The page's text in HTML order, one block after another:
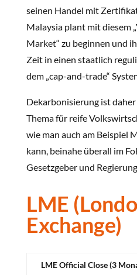
seinen Handel mit
Malaysia plant mit diesem
Market“ zu beginnen und
Zeit in einen staatlich
dem „cap-and-trade“
Dekarbonisierung ist
Thema für reife
wie man auch am Beispiel
kann, beinahe überall im
Gesetzgeber und
LME
Exchange)
LME Official Close (3